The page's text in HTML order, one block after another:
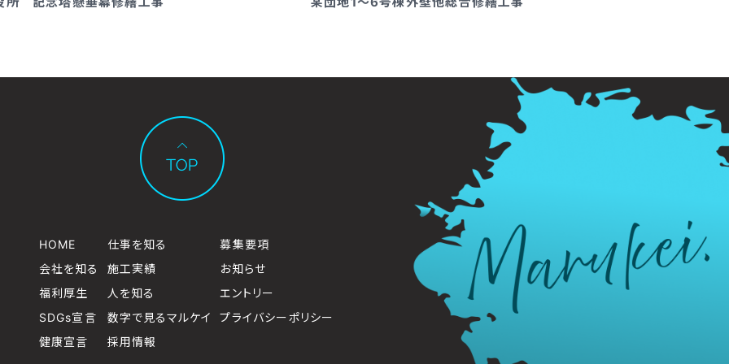
HOME
会社を知る
福利厚生
SDGs宣言
健康宣言
仕事を知る
施工実績
人を知る
数字で見るマルケイ
採用情報
募集要項
お知らせ
エントリー
プライバシーポリシー